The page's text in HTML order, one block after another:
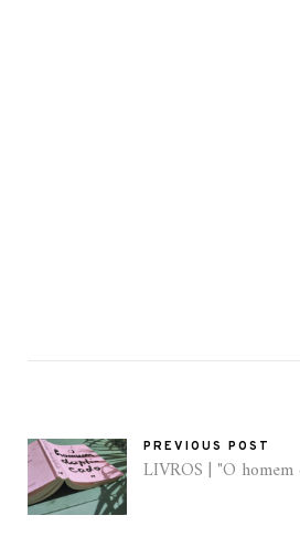
PREVIOUS POST
LIVROS | "O